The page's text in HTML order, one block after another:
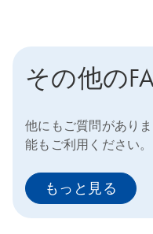
その他の
他にもご質問があり
能もご利用ください。
もっと見る